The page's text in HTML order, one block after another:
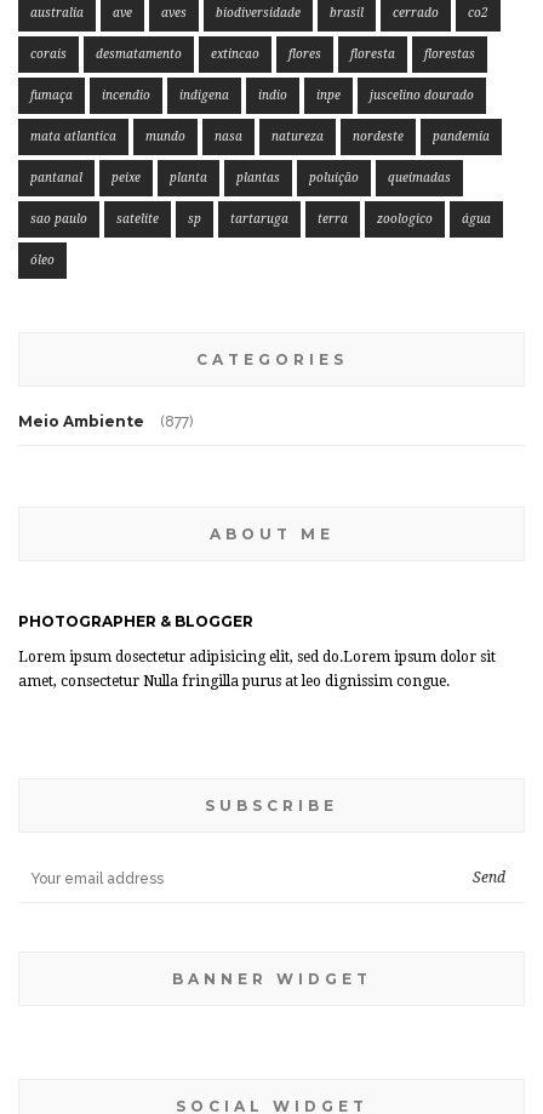
australia ave aves biodiversidade brasil cerrado co2
corais desmatamento extincao flores floresta florestas
fumaça incendio indigena indio inpe juscelino dourado
mata atlantica mundo nasa natureza nordeste pandemia
pantanal peixe planta plantas poluição queimadas
sao paulo satelite sp tartaruga terra zoologico água
óleo
CATEGORIES
Meio Ambiente (877)
ABOUT ME
PHOTOGRAPHER & BLOGGER
Lorem ipsum dosectetur adipisicing elit, sed do.Lorem ipsum dolor sit
amet, consectetur Nulla fringilla purus at leo dignissim congue.
SUBSCRIBE
BANNER WIDGET
SOCIAL WIDGET